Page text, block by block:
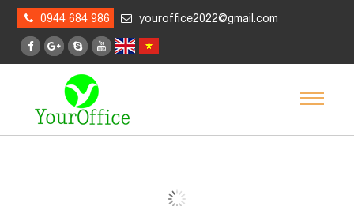
0944 684 986 youroffice2022@gmail.com